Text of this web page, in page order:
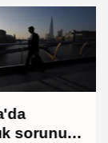
sorunu